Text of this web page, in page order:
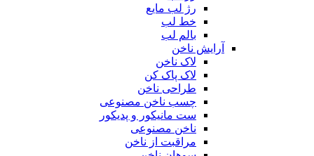
رژ لب مایع
خط لب
بالم لب
آرایش ناخن
لاک ناخن
لاک پاک کن
طراحی ناخن
چسب ناخن مصنوعی
ست مانیکور و پدیکور
ناخن مصنوعی
مراقبت از ناخن